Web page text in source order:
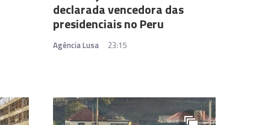
declarada vencedora das
presidenciais no Peru
Agência Lusa 23:15